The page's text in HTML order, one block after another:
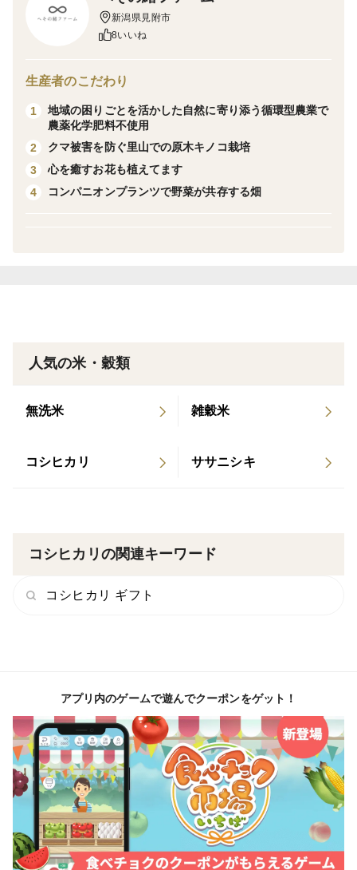
りの良い冷えたお水が注がれ、両側を里山に囲まれた地
日中は陽を集め、朝晩は冷んやりと山の空気を湛えます
ので酷暑でも稲はしっかり光合成と適度な休息を得るた
め栄養を蓄えます。
天の恵みに満たされた"とちおてらす"ーー。
自然の恵みをふんだんに浴びて育つことのできる、国内
ど味わい深い出来栄えです。
〜お米が出来るまでの経緯〜
水と環境に惚れ込み借り受けることとなりました。
地主さんも機械が壊れたことと、山奥のため機械を持ち
稲の栄養はイトミミズなど多くの微生物に力を借り、健
康的に育った稲は病気を寄せ付けないので農薬もいら
ず、手作業で雑草を抑えました。
もちろん自分1人では歯が立たず、田植えや稲刈りでは
50名近い方からご協力いただきました。
人の力、微生物の力、自然環境の力を借りることで肥料
も農薬もいらない健康なお米が育ちまました。
新潟県見附市
8いいね
生産者のこだわり
1
地域の困りごとを活かした自然に寄り添う循環型農業で
農薬化学肥料不使用
2
クマ被害を防ぐ里山での原木キノコ栽培
3
心を癒すお花も植えてます
4
コンパニオンプランツで野菜が共存する畑
人気の米・穀類
無洗米 雑穀米
コシヒカリ ササニシキ
コシヒカリの関連キーワード
コシヒカリ ギフト
アプリ内のゲームで遊んでクーポンをゲット！